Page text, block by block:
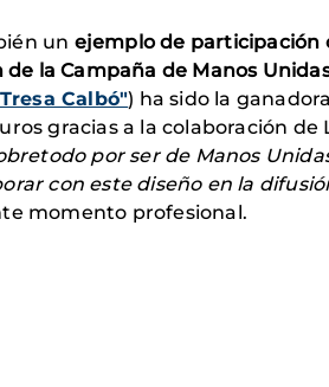
un ejemplo de participación
la Campaña de Manos
Calbó") ha sido la
gracias a la colaboración de
por ser de Manos
con este diseño en la
momento profesional.